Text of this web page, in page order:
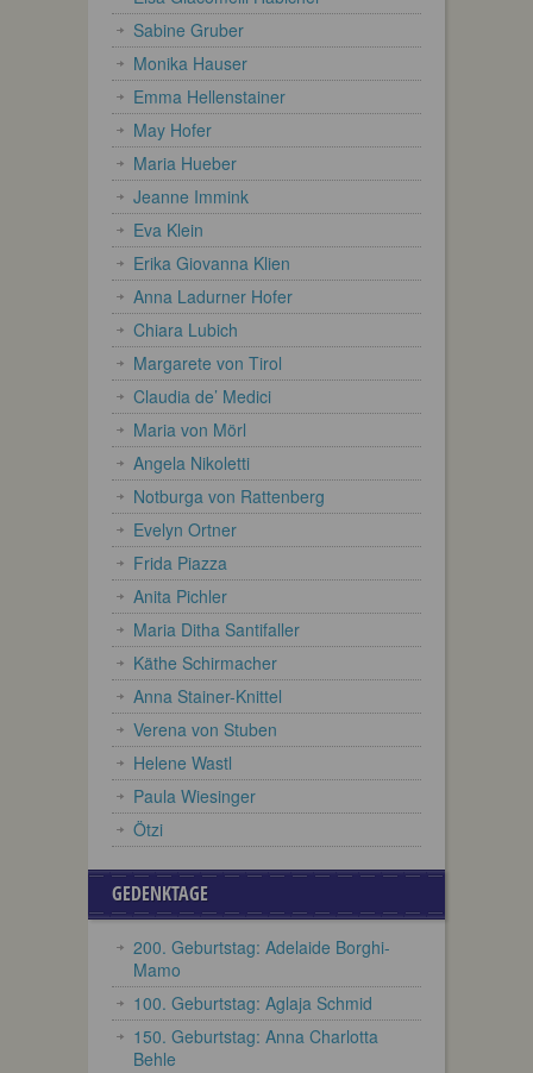
Sabine Gruber
Monika Hauser
Emma Hellenstainer
May Hofer
Maria Hueber
Jeanne Immink
Eva Klein
Erika Giovanna Klien
Anna Ladurner Hofer
Chiara Lubich
Margarete von Tirol
Claudia de’ Medici
Maria von Mörl
Angela Nikoletti
Notburga von Rattenberg
Evelyn Ortner
Frida Piazza
Anita Pichler
Maria Ditha Santifaller
Käthe Schirmacher
Anna Stainer-Knittel
Verena von Stuben
Helene Wastl
Paula Wiesinger
Ötzi
GEDENKTAGE
200. Geburtstag: Adelaide Borghi-
Mamo
100. Geburtstag: Aglaja Schmid
150. Geburtstag: Anna Charlotta
Behle